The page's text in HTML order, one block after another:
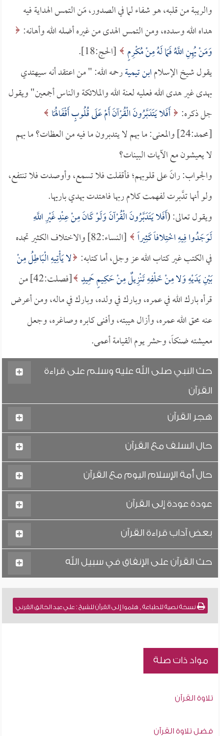
والريبة من قلبه، هو شفاء لما في الصدور، مَن التمس الهداية فيه
هداه الله وسدده، ومن التمس الهدى من غيره أضله الله وأهانه:
وَمَنْ يُهِنِ اللَّهُ فَمَا لَهُ مِنْ مُكْرِمٍ
[الحج:18].
يقول شيخ الإسلامابن تيميةرحمه الله: " من اعتقد أنه سيهتدي
بهدى غير هدى الله فعليه لعنة الله والملائكة والناس أجمعين" ويقول
جل ذكره:
أَفَلا يَتَدَبَّرُونَ الْقُرْآنَ أَمْ عَلَى قُلُوبٍ أَقْفَالُهَا
[محمد:24] والمعنى: ما بهم لا يتدبرون ما فيه من العظات؟ ما بهم
لا يعيشون مع الآيات البينات؟
والجواب: رانَ على قلوبهم؛ فأقفلت فلا تسمع، وأوصدت فلا تنتفع،
ولو أنها تدَّبرت لفهمت كلام ربها فاهتدت بهدي باريها.
ويقول تعالى: (أَفَلا يَتَدَبَّرُونَ الْقُرْآنَ وَلَوْ كَانَ مِنْ عِنْدِ غَيْرِ اللَّهِ
لَوَجَدُوا فِيهِ اخْتِلافاً كَثِيراً
[النساء:82] والاختلاف الكثير تجده
في الكتب غير كتاب الله عز وجل، أما كتابه: لا يَأْتِيهِ الْبَاطِلُ مِنْ
بَيْنِ يَدَيْهِ وَلا مِنْ خَلْفِهِ تَنْزِيلٌ مِنْ حَكِيمٍ حَمِيدٍ
[فصلت:42] من
قرأه بارك الله في عمره، وبارك في ولده، وبارك في ماله، ومن أعرض
عنه محق الله عمره، وأزال هيبته، وأفنى كابره وصاغره، وجعل
معيشته ضنكاً، وحشر يوم القيامة أعمى.
حث النبي صلى الله عليه وسلم على قراءة
القرآن
هجر القرآن
حال السلف مع القرآن
حال أمة الإسلام اليوم مع القرآن
عودة عودة إلى القرآن
بعض آداب قراءة القرآن
حث القرآن على الإنفاق في سبيل الله
نسخة نصية للطباعة , هلموا إلى القرآن للشيخ : علي عبد الخالق القرني
مواد ذات صلة
تلاوة القرآن
فضل تلاوة القرآن